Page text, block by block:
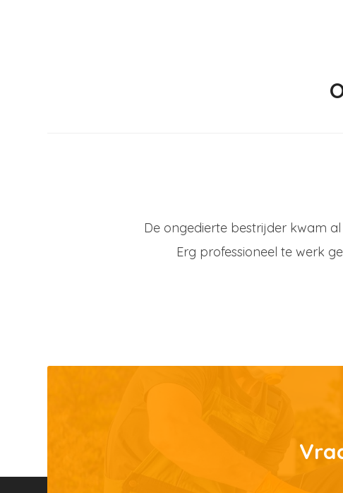
De ongedierte bestrijder kwam
Erg professioneel te werk